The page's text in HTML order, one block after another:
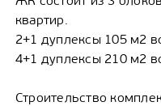
квартир.
2+1 дуплексы 105 м2
4+1 дуплексы 210 м2
Строительство